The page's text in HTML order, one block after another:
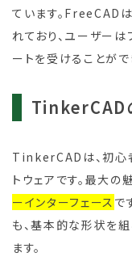
ています。FreeCAD
れており、ユーザー
ートを受けることがで
TinkerCAD
TinkerCADは、初心
トウェアです。最大の
ーインターフェース で
も、基本的な形状を
ます。